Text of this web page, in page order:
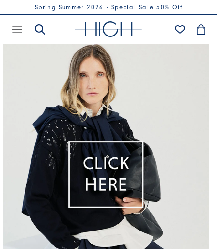
Spring Summer 2026 - Special Sale 50% Off